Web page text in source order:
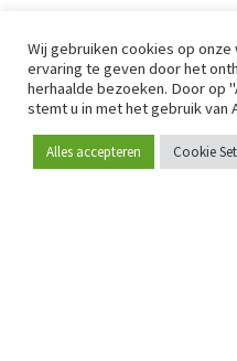
Word lid
Wij gebruiken cookies op
ervaring te geven door het
herhaalde bezoeken. Door op
stemt u in met het gebruik van
Alles accepteren Cookie